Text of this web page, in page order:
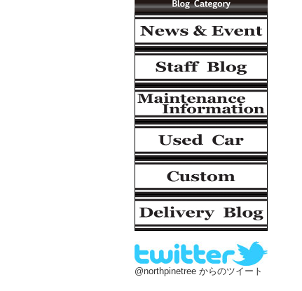
@northpinetree からのツイート